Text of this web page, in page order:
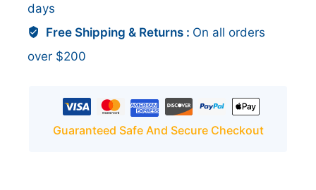
days
Free Shipping & Returns : On all orders
over $200
Guaranteed Safe And Secure Checkout